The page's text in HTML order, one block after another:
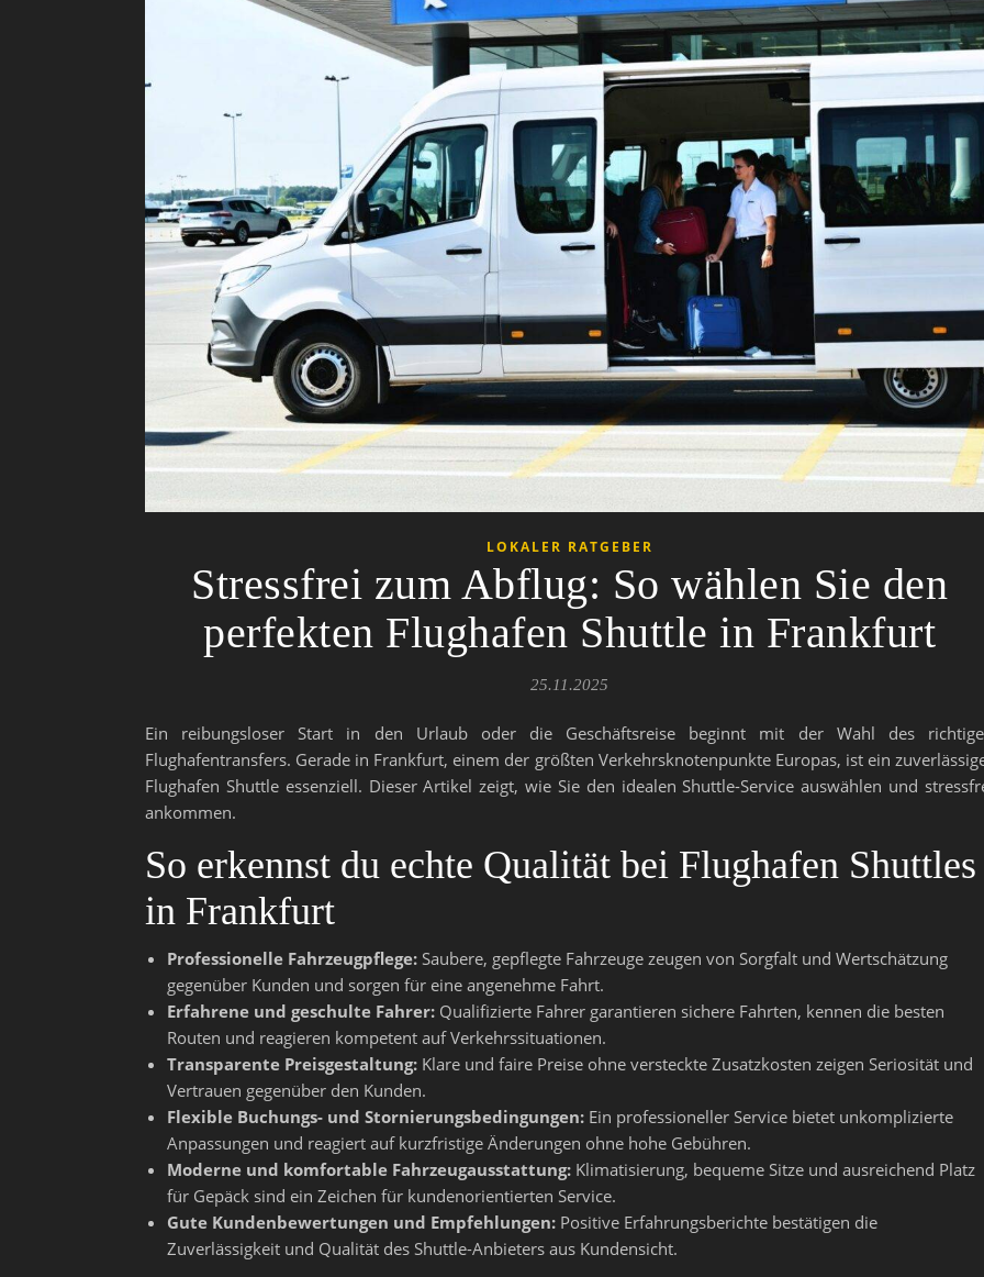
LOKALER RATGEBER
Stressfrei zum Abflug: So wählen Sie den
perfekten Flughafen Shuttle in Frankfurt
25.11.2025
Ein reibungsloser Start in den Urlaub oder die Geschäftsreise beginnt mit der Wahl des
Flughafentransfers. Gerade in Frankfurt, einem der größten Verkehrsknotenpunkte Europas, ist ein
Flughafen Shuttle essenziell. Dieser Artikel zeigt, wie Sie den idealen Shuttle-Service auswählen und
ankommen.
So erkennst du echte Qualität bei Flughafen Shuttles
in Frankfurt
Professionelle Fahrzeugpflege: Saubere, gepflegte Fahrzeuge zeugen von Sorgfalt und Wertschätzung
gegenüber Kunden und sorgen für eine angenehme Fahrt.
Erfahrene und geschulte Fahrer: Qualifizierte Fahrer garantieren sichere Fahrten, kennen die besten
Routen und reagieren kompetent auf Verkehrssituationen.
Transparente Preisgestaltung: Klare und faire Preise ohne versteckte Zusatzkosten zeigen Seriosität und
Vertrauen gegenüber den Kunden.
Flexible Buchungs- und Stornierungsbedingungen: Ein professioneller Service bietet unkomplizierte
Anpassungen und reagiert auf kurzfristige Änderungen ohne hohe Gebühren.
Moderne und komfortable Fahrzeugausstattung: Klimatisierung, bequeme Sitze und ausreichend Platz
für Gepäck sind ein Zeichen für kundenorientierten Service.
Gute Kundenbewertungen und Empfehlungen: Positive Erfahrungsberichte bestätigen die
Zuverlässigkeit und Qualität des Shuttle-Anbieters aus Kundensicht.